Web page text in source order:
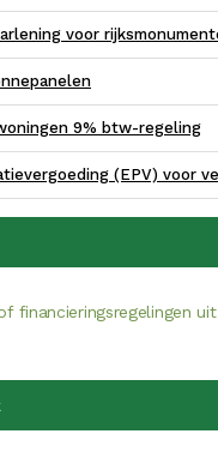
voor
9% btw-regeling
(EPV) voor
financieringsregelingen